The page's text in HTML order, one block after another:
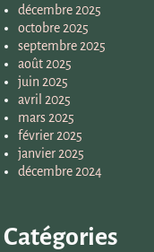
décembre 2025
octobre 2025
septembre 2025
août 2025
juin 2025
avril 2025
mars 2025
février 2025
janvier 2025
décembre 2024
Catégories